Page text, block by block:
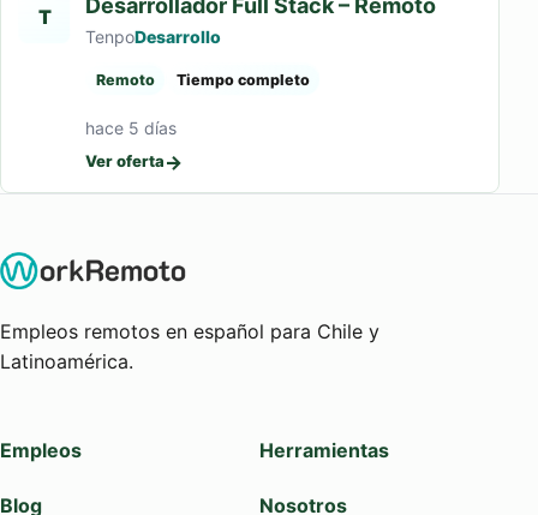
T Desarrollador Full Stack – Remoto
TenpoDesarrollo
Remoto Tiempo completo
hace 5 días
Ver oferta→
Empleos remotos en español para Chile y
Latinoamérica.
Empleos Herramientas
Blog Nosotros